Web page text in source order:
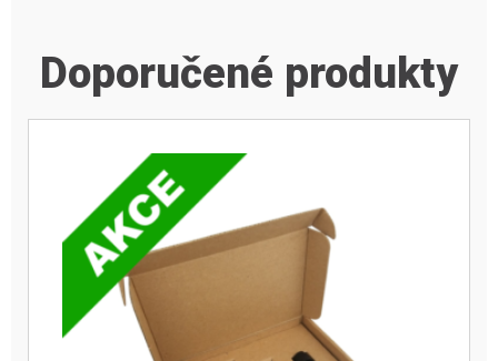
Doporučené produkty